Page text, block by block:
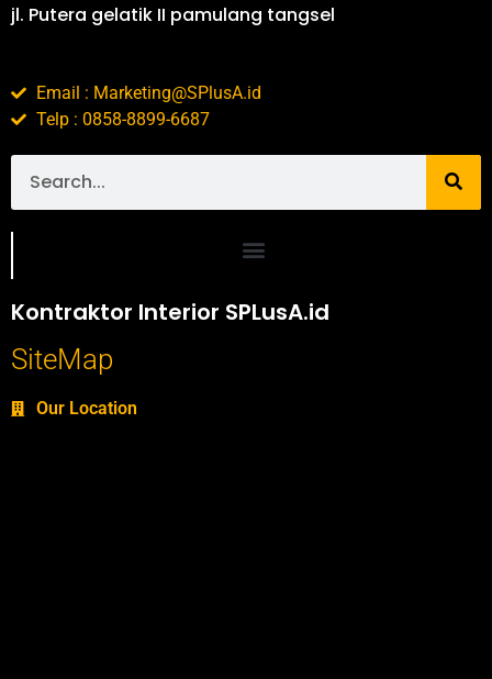
jl. Putera gelatik II pamulang tangsel
Email : Marketing@SPlusA.id
Telp : 0858-8899-6687
Kontraktor Interior SPLusA.id
SiteMap
Our Location